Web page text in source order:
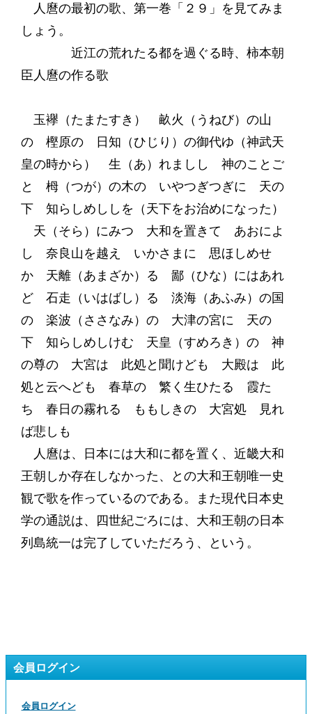
人麿の最初の歌、第一巻「２９」を見てみま
しょう。
近江の荒れたる都を過ぐる時、柿本朝
臣人麿の作る歌
玉襷（たまたすき） 畝火（うねび）の山
の 樫原の 日知（ひじり）の御代ゆ（神武天
皇の時から） 生（あ）れましし 神のことご
と 栂（つが）の木の いやつぎつぎに 天の
下 知らしめししを（天下をお治めになった）
天（そら）にみつ 大和を置きて あおによ
し 奈良山を越え いかさまに 思ほしめせ
か 天離（あまざか）る 鄙（ひな）にはあれ
ど 石走（いはばし）る 淡海（あふみ）の国
の 楽波（ささなみ）の 大津の宮に 天の
下 知らしめしけむ 天皇（すめろき）の 神
の尊の 大宮は 此処と聞けども 大殿は 此
処と云へども 春草の 繁く生ひたる 霞た
ち 春日の霧れる ももしきの 大宮処 見れ
ば悲しも
人麿は、日本には大和に都を置く、近畿大和
王朝しか存在しなかった、との大和王朝唯一史
観で歌を作っているのである。また現代日本史
学の通説は、四世紀ごろには、大和王朝の日本
列島統一は完了していただろう、という。
会員ログイン
会員ログイン